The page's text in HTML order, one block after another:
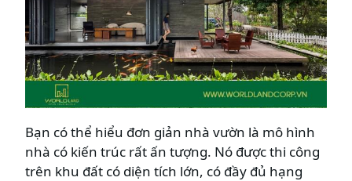
Bạn có thể hiểu đơn giản nhà vườn là mô hình
nhà có kiến trúc rất ấn tượng. Nó được thi công
trên khu đất có diện tích lớn, có đầy đủ hạng